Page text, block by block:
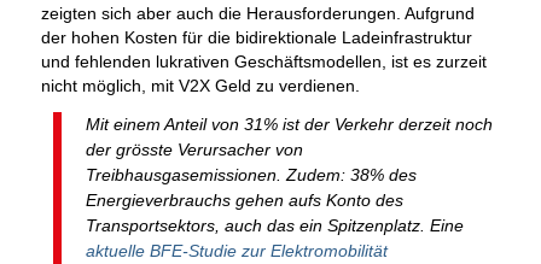
zeigten sich aber auch die Herausforderungen. Aufgrund
der hohen Kosten für die bidirektionale Ladeinfrastruktur
und fehlenden lukrativen Geschäftsmodellen, ist es zurzeit
nicht möglich, mit V2X Geld zu verdienen.
Mit einem Anteil von 31% ist der Verkehr derzeit noch
der grösste Verursacher von
Treibhausgasemissionen. Zudem: 38% des
Energieverbrauchs gehen aufs Konto des
Transportsektors, auch das ein Spitzenplatz. Eine
aktuelle BFE-Studie zur Elektromobilität